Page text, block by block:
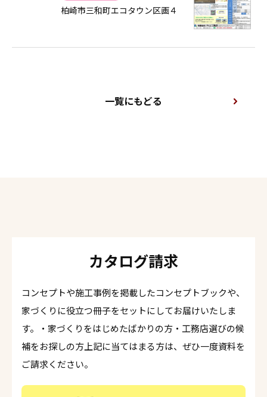
柏崎市三和町エコタウン区画４
一覧にもどる
カタログ請求
コンセプトや施工事例を掲載したコンセプトブックや、
家づくりに役立つ冊子をセットにしてお届けいたしま
す。・家づくりをはじめたばかりの方・工務店選びの候
補をお探しの方上記に当てはまる方は、ぜひ一度資料を
ご請求ください。